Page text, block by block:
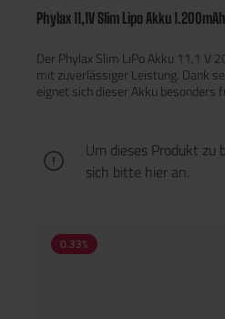
Phylax 11,1V Slim Lipo Akku
Der Phylax Slim LiPo Akku 11,1 V
mit zuverlässiger Leistung. Dank
eignet sich dieser Akku besonders
Um dieses Produkt zu
sich bitte hier an.
0.33%